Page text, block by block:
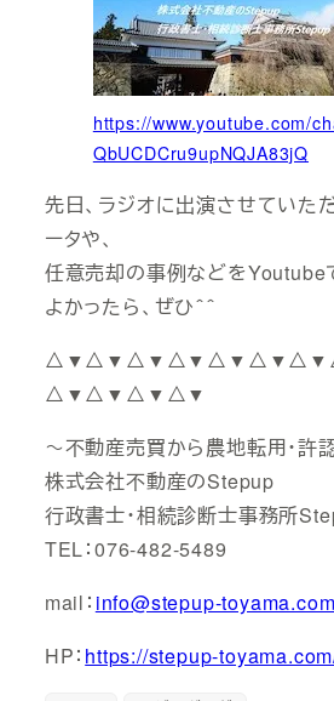
https://www.youtube.com/
QbUCDCru9upNQJA83jQ
先日、ラジオに出演させていた
ータや、
任意売却の事例などをYoutube
よかったら、ぜひ＾＾
△▼△▼△▼△▼
～不動産売買から農地転用・許
株式会社不動産のStepup
行政書士・相続診断士事務所
TEL：076-482-5489
mail： info@stepup-toyama.com
HP： https://stepup-